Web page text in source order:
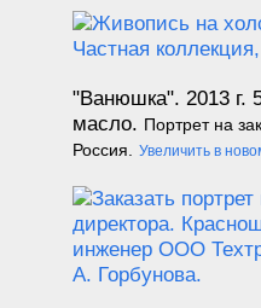
"Ванюшка". 2013 г.
масло. Портрет на
Россия. Увеличить в